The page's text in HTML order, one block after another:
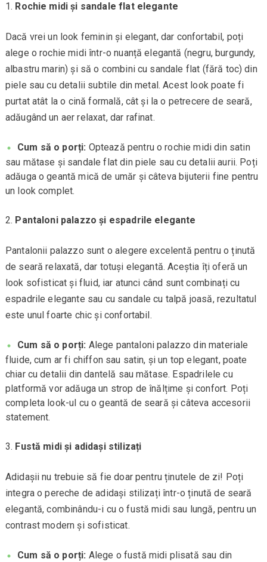
Rochie midi și sandale flat elegante
Dacă vrei un look feminin și elegant, dar confortabil, poți
alege o rochie midi într-o nuanță elegantă (negru, burgundy,
albastru marin) și să o combini cu sandale flat (fără toc) din
piele sau cu detalii subtile din metal. Acest look poate fi
purtat atât la o cină formală, cât și la o petrecere de seară,
adăugând un aer relaxat, dar rafinat.
Cum să o porți: Optează pentru o rochie midi din satin
sau mătase și sandale flat din piele sau cu detalii aurii. Poți
adăuga o geantă mică de umăr și câteva bijuterii fine pentru
un look complet.
Pantaloni palazzo și espadrile elegante
Pantalonii palazzo sunt o alegere excelentă pentru o ținută
de seară relaxată, dar totuși elegantă. Aceștia îți oferă un
look sofisticat și fluid, iar atunci când sunt combinați cu
espadrile elegante sau cu sandale cu talpă joasă, rezultatul
este unul foarte chic și confortabil.
Cum să o porți: Alege pantaloni palazzo din materiale
fluide, cum ar fi chiffon sau satin, și un top elegant, poate
chiar cu detalii din dantelă sau mătase. Espadrilele cu
platformă vor adăuga un strop de înălțime și confort. Poți
completa look-ul cu o geantă de seară și câteva accesorii
statement.
Fustă midi și adidași stilizați
Adidașii nu trebuie să fie doar pentru ținutele de zi! Poți
integra o pereche de adidași stilizați într-o ținută de seară
elegantă, combinându-i cu o fustă midi sau lungă, pentru un
contrast modern și sofisticat.
Cum să o porți: Alege o fustă midi plisată sau din